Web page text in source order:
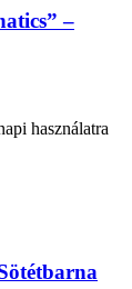
–
használatra